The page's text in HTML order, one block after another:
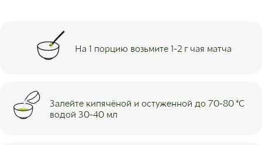
На 1 порцию возьмите 1-2 г чая матча
Залейте кипячёной и остуженной до 70-80 ºС
водой 30-40 мл